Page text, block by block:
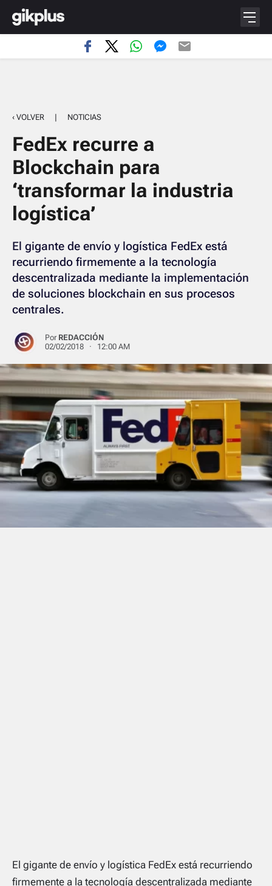
‹ VOLVER | NOTICIAS
FedEx recurre a
Blockchain para
‘transformar la industria
logística’
El gigante de envío y logística FedEx está
recurriendo firmemente a la tecnología
descentralizada mediante la implementación
de soluciones blockchain en sus procesos
centrales.
Por REDACCIÓN
02/02/2018 · 12:00 AM
El gigante de envío y logística FedEx está recurriendo
firmemente a la tecnología descentralizada mediante